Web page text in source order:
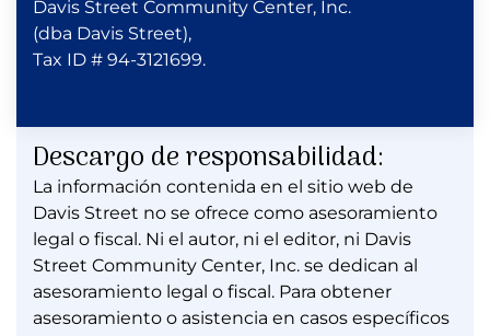
Davis Street Community Center, Inc.
(dba Davis Street),
Tax ID # 94-3121699.
Descargo de responsabilidad:
La información contenida en el sitio web de
Davis Street no se ofrece como asesoramiento
legal o fiscal. Ni el autor, ni el editor, ni Davis
Street Community Center, Inc. se dedican al
asesoramiento legal o fiscal. Para obtener
asesoramiento o asistencia en casos específicos